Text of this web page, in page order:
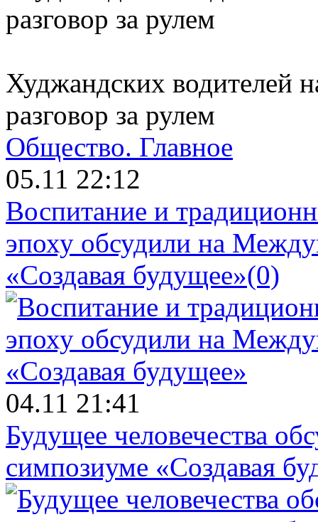
Худжандских водителей
разговор за рулем
Общество. Главное
05.11 22:12
Воспитание и
эпоху обсудили на
«Создавая будущее»(0)
04.11 21:41
Будущее человечества
симпозиуме «Создавая